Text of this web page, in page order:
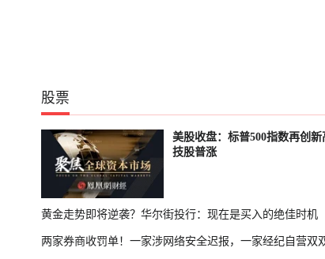
股票
美股收盘：标普500指数再创
技股普涨
黄金走势即将逆袭？华尔街投行：现在是买入的绝佳时机
两家券商收罚单！一家涉网络安全迟报，一家经纪自营双